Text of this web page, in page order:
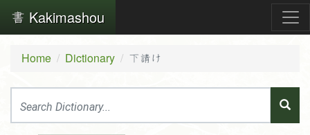
Kakimashou
Home Dictionary 下請け